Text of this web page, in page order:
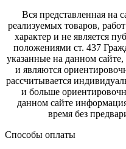
Вся представленная на
реализуемых товаров,
характер и не является
положениями ст. 437
указанные на данном
и являются
рассчитывается
и больше
данном сайте
время без
Способы оплаты